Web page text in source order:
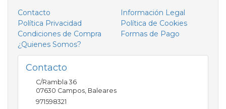
Contacto
Información Legal
Política Privacidad
Política de Cookies
Condiciones de Compra
Formas de Pago
¿Quienes Somos?
Contacto
C/Rambla 36
07630 Campos Baleares
971598321